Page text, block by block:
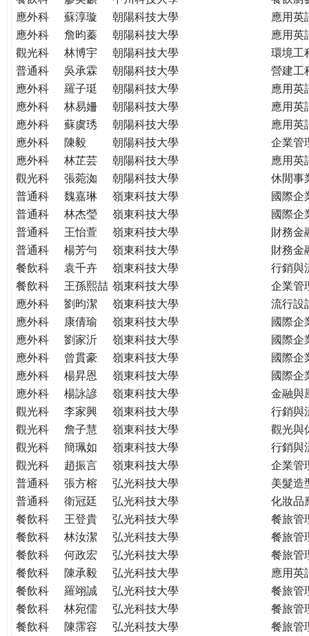
應外科
蘇淳璇 朝陽科技大學
應用英
應外科
詹昀蓁 朝陽科技大學
應用英
觀光科
林博宇 朝陽科技大學
環境工
普通科
吳承霖 朝陽科技大學
營建工
應外科
羅子珽 朝陽科技大學
應用英
應外科
林易姍 朝陽科技大學
應用英
應外科
蘇虞琇 朝陽科技大學
應用英
應外科
陳毅 朝陽科技大學
企業管
應外科
林芷芸 朝陽科技大學
應用英
觀光科
張菀洳 朝陽科技大學
休閒事
普通科
魏嘉琳 嶺東科技大學
國際企
普通科
林杰瑩 嶺東科技大學
國際企
普通科
王怡萱 嶺東科技大學
財務金
普通科
楊芳勻 嶺東科技大學
財務金
餐飲科
袁千卉 嶺東科技大學
行銷與
餐飲科
王孫熙喆 嶺東科技大學
企業管
應外科
劉昀潔 嶺東科技大學
流行設
應外科
康倩瑜 嶺東科技大學
國際企
應外科
劉家沂 嶺東科技大學
國際企
應外科
曾貫豪 嶺東科技大學
國際企
應外科
楊昇恩 嶺東科技大學
國際企
應外科
楊詠諺 嶺東科技大學
金融與
觀光科
李家興 嶺東科技大學
行銷與
觀光科
詹子慧 嶺東科技大學
觀光與
觀光科
簡珮如 嶺東科技大學
行銷與
觀光科
趙振言 嶺東科技大學
企業管
普通科
張方榕 弘光科技大學
美髮造
普通科
衛冠廷 弘光科技大學
化妝品
餐飲科
王登貴 弘光科技大學
餐旅管
餐飲科
林汝潔 弘光科技大學
餐旅管
餐飲科
何政宏 弘光科技大學
餐旅管
餐飲科
陳承毅 弘光科技大學
應用英
餐飲科
羅翊誠 弘光科技大學
餐旅管
餐飲科
林宛儒 弘光科技大學
餐旅管
餐飲科
陳霈容 弘光科技大學
餐旅管